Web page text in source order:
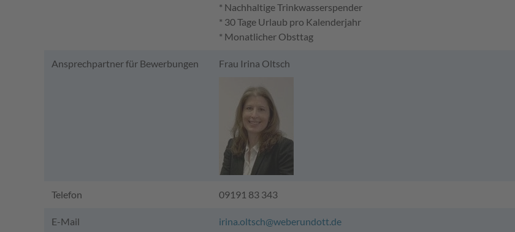
* Nachhaltige Trinkwasserspender
* 30 Tage Urlaub pro Kalenderjahr
* Monatlicher Obsttag
Ansprechpartner für Bewerbungen Frau Irina Oltsch
Telefon 09191 83 343
E-Mail irina.oltsch@weberundott.de